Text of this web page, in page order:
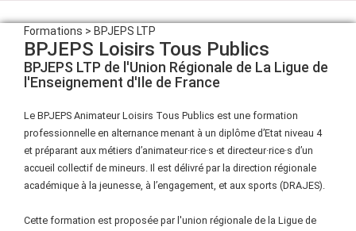
Formations > BPJEPS LTP
BPJEPS Loisirs Tous Publics
BPJEPS LTP de l'Union Régionale de La Ligue de
l'Enseignement d'Ile de France
Le BPJEPS Animateur Loisirs Tous Publics est une formation
professionnelle en alternance menant à un diplôme d’Etat niveau 4
et préparant aux métiers d’animateur·rice·s et directeur·rice·s d’un
accueil collectif de mineurs. Il est délivré par la direction régionale
académique à la jeunesse, à l’engagement, et aux sports (DRAJES).
Cette formation est proposée par l'union régionale de la Ligue de